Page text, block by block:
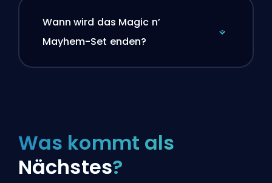
Wann wird das Magic n’
Mayhem-Set enden?
Was kommt als
Nächstes?